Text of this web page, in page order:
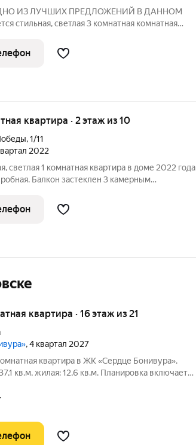
ИЗ ЛУЧШИХ ПРЕДЛОЖЕНИЙ В ДАННОМ
стильная, светлая 3 комнатная комнатная
Дом кирпичный 2022 года
газификация!
квартира · 2 этаж из 10
,1/11
2022
светлая 1 комнатная квартира в доме 2022 года
Балкон застеклен 3 камерным
всех необходимых, после продажи , вся
квартира · 16 этаж из 21
, 4 квартал 2027
квартира в ЖК «Сердце Бонивура».
кв.м, жилая: 12,6 кв.м. Планировка включает
Санузел 4,0 кв.м. Квартира без отделки,